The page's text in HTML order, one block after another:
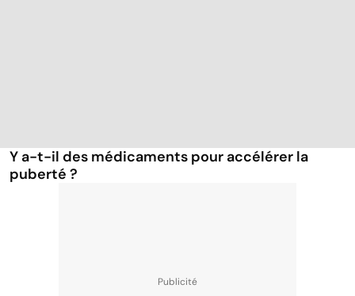
Y a-t-il des médicaments pour accélérer la
puberté ?